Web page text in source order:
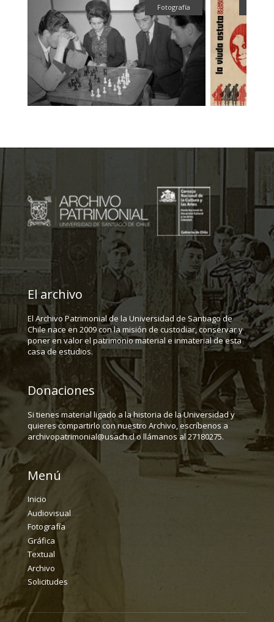
Fotografía
El archivo
El Archivo Patrimonial de la Universidad de Santiago de
Chile nace en 2009 con la misión de custodiar, conservar y
poner en valor el patrimonio material e inmaterial de esta
casa de estudios.
Donaciones
Si tienes material ligado a la historia de la Universidad y
quieres compartirlo con nuestro Archivo, escríbenos a
archivopatrimonial@usach.cl o llámanos al 27180275.
Menú
Inicio
Audiovisual
Fotografía
Gráfica
Textual
Archivo
Solicitudes